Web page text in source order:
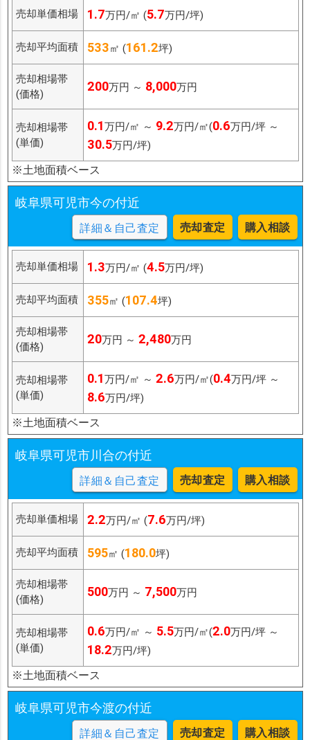
売却単価相場 1.7万円/㎡ (5.7万円/坪)
売却平均面積 533㎡ (161.2坪)
売却相場帯
(価格)
200万円 ～ 8,000万円
売却相場帯
(単価)
0.1万円/㎡ ～ 9.2万円/㎡(0.6万円/坪 ～
30.5万円/坪)
※土地面積ベース
岐阜県可児市今の付近
詳細＆自己査定 売却査定 購入相談
売却単価相場 1.3万円/㎡ (4.5万円/坪)
売却平均面積 355㎡ (107.4坪)
売却相場帯
(価格)
20万円 ～ 2,480万円
売却相場帯
(単価)
0.1万円/㎡ ～ 2.6万円/㎡(0.4万円/坪 ～
8.6万円/坪)
※土地面積ベース
岐阜県可児市川合の付近
詳細＆自己査定 売却査定 購入相談
売却単価相場 2.2万円/㎡ (7.6万円/坪)
売却平均面積 595㎡ (180.0坪)
売却相場帯
(価格)
500万円 ～ 7,500万円
売却相場帯
(単価)
0.6万円/㎡ ～ 5.5万円/㎡(2.0万円/坪 ～
18.2万円/坪)
※土地面積ベース
岐阜県可児市今渡の付近
詳細＆自己査定 売却査定 購入相談